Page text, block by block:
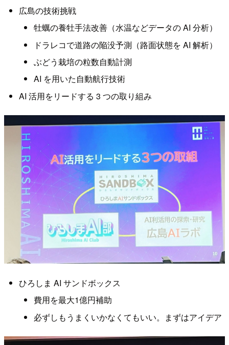
広島の技術挑戦
牡蠣の養牡手法改善（水温などデータの AI 分析）
ドラレコで道路の陥没予測（路面状態を AI 解析）
ぶどう栽培の粒数自動計測
AI を用いた自動航行技術
AI 活用をリードする 3 つの取り組み
ひろしま AI サンドボックス
費用を最大1億円補助
必ずしもうまくいかなくてもいい。まずはアイデア